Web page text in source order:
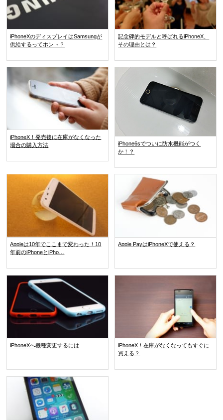
iPhoneXのディスプレイはSamsungが
供給するってホント？
記念碑的モデルと呼ばれるiPhoneX、
その理由とは？
iPhoneX！発売後に在庫がなくなった
場合の購入方法
iPhone6sでついに防水機能がつく
か！？
Appleは10年でここまで変わった！10
年前のiPhoneとiPho…
Apple PayはiPhoneXで使える？
iPhoneXへ機種変更するには
iPhoneX！在庫がなくなってもすぐに
買える？